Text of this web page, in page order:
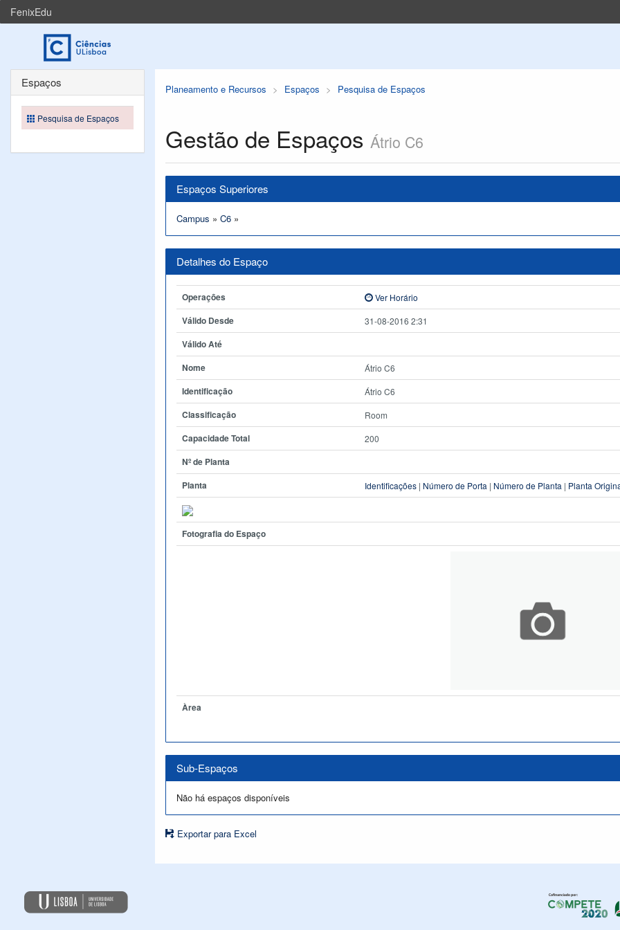
FenixEdu
Planeamento e Recursos Espaços Pesquisa de Espaços
Gestão de Espaços Átrio C6
Espaços Superiores
Campus » C6 »
Detalhes do Espaço
Operações Ver Horário
Válido Desde 31-08-2016 2:31
Válido Até
Nome
Átrio C6
Identificação Átrio C6
Classificação Room
Capacidade Total 200
Nº de Planta
Planta
Identificações | Número de Porta | Número de Planta | Planta
Fotografia do Espaço
Àrea
Sub-Espaços
Não há espaços disponíveis
Exportar para Excel
Espaços
Pesquisa de Espaços